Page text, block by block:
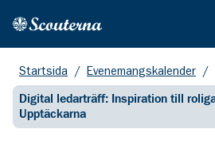
Hem
Startsida / Evenemangskalender /
Digital ledarträff: Inspiration till
Upptäckarna